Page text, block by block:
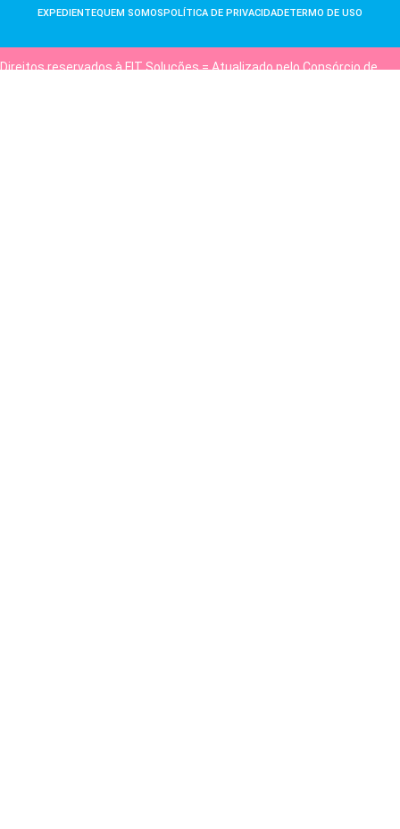
EXPEDIENTEQUEM SOMOSPOLÍTICA DE PRIVACIDADETERMO DE USO
Direitos reservados à FIT Soluções = Atualizado pelo Consórcio de